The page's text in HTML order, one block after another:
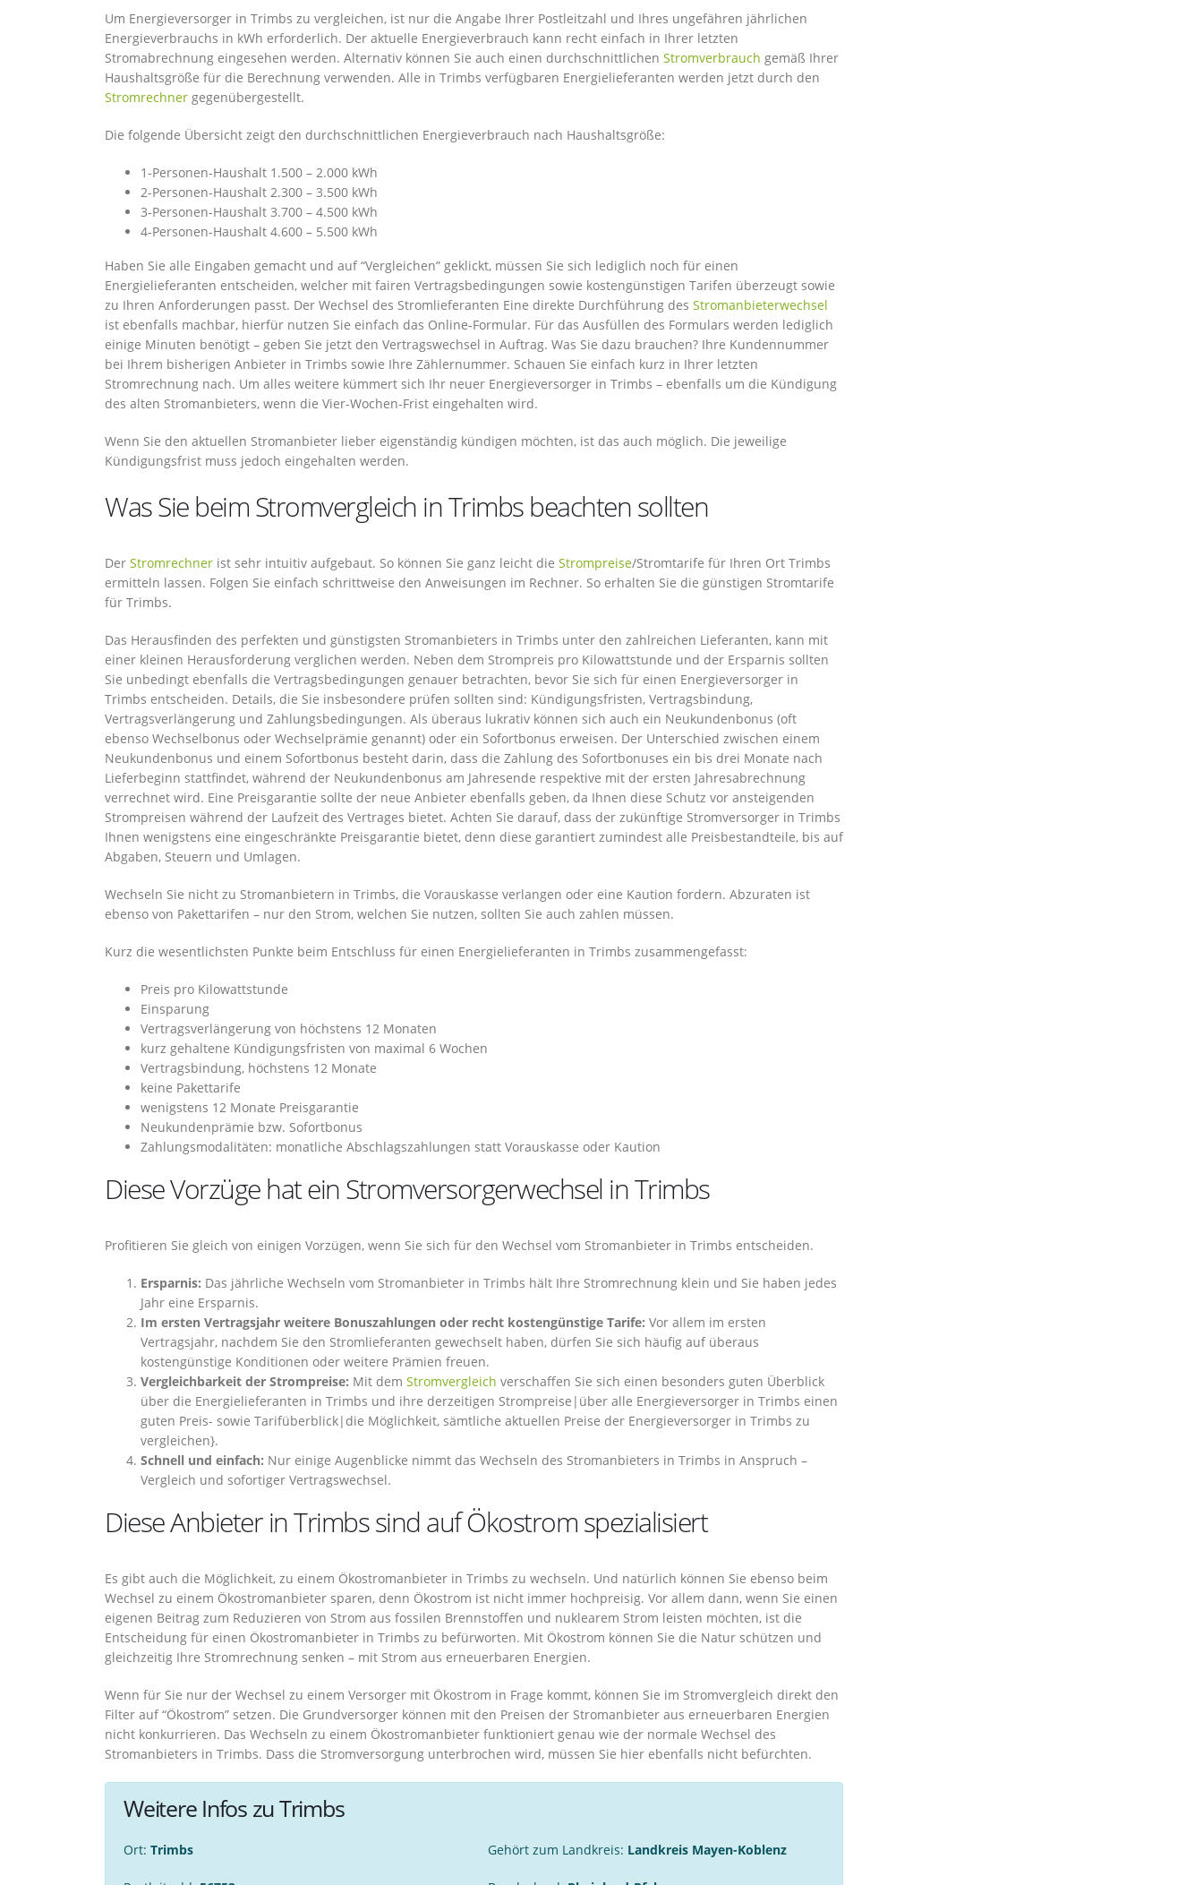
Um Energieversorger in Trimbs zu vergleichen, ist nur die Angabe Ihrer Postleitzahl und Ihres ungefähren jährlichen
Energieverbrauchs in kWh erforderlich. Der aktuelle Energieverbrauch kann recht einfach in Ihrer letzten
Stromabrechnung eingesehen werden. Alternativ können Sie auch einen durchschnittlichen Stromverbrauch gemäß Ihrer
Haushaltsgröße für die Berechnung verwenden. Alle in Trimbs verfügbaren Energielieferanten werden jetzt durch den
Stromrechner gegenübergestellt.
Die folgende Übersicht zeigt den durchschnittlichen Energieverbrauch nach Haushaltsgröße:
1-Personen-Haushalt 1.500 – 2.000 kWh
2-Personen-Haushalt 2.300 – 3.500 kWh
3-Personen-Haushalt 3.700 – 4.500 kWh
4-Personen-Haushalt 4.600 – 5.500 kWh
Haben Sie alle Eingaben gemacht und auf “Vergleichen” geklickt, müssen Sie sich lediglich noch für einen
Energielieferanten entscheiden, welcher mit fairen Vertragsbedingungen sowie kostengünstigen Tarifen überzeugt sowie
zu Ihren Anforderungen passt. Der Wechsel des Stromlieferanten Eine direkte Durchführung des Stromanbieterwechsel
ist ebenfalls machbar, hierfür nutzen Sie einfach das Online-Formular. Für das Ausfüllen des Formulars werden lediglich
einige Minuten benötigt – geben Sie jetzt den Vertragswechsel in Auftrag. Was Sie dazu brauchen? Ihre Kundennummer
bei Ihrem bisherigen Anbieter in Trimbs sowie Ihre Zählernummer. Schauen Sie einfach kurz in Ihrer letzten
Stromrechnung nach. Um alles weitere kümmert sich Ihr neuer Energieversorger in Trimbs – ebenfalls um die Kündigung
des alten Stromanbieters, wenn die Vier-Wochen-Frist eingehalten wird.
Wenn Sie den aktuellen Stromanbieter lieber eigenständig kündigen möchten, ist das auch möglich. Die jeweilige
Kündigungsfrist muss jedoch eingehalten werden.
Was Sie beim Stromvergleich in Trimbs beachten sollten
Der Stromrechner ist sehr intuitiv aufgebaut. So können Sie ganz leicht die Strompreise/Stromtarife für Ihren Ort Trimbs
ermitteln lassen. Folgen Sie einfach schrittweise den Anweisungen im Rechner. So erhalten Sie die günstigen Stromtarife
für Trimbs.
Das Herausfinden des perfekten und günstigsten Stromanbieters in Trimbs unter den zahlreichen Lieferanten, kann mit
einer kleinen Herausforderung verglichen werden. Neben dem Strompreis pro Kilowattstunde und der Ersparnis sollten
Sie unbedingt ebenfalls die Vertragsbedingungen genauer betrachten, bevor Sie sich für einen Energieversorger in
Trimbs entscheiden. Details, die Sie insbesondere prüfen sollten sind: Kündigungsfristen, Vertragsbindung,
Vertragsverlängerung und Zahlungsbedingungen. Als überaus lukrativ können sich auch ein Neukundenbonus (oft
ebenso Wechselbonus oder Wechselprämie genannt) oder ein Sofortbonus erweisen. Der Unterschied zwischen einem
Neukundenbonus und einem Sofortbonus besteht darin, dass die Zahlung des Sofortbonuses ein bis drei Monate nach
Lieferbeginn stattfindet, während der Neukundenbonus am Jahresende respektive mit der ersten Jahresabrechnung
verrechnet wird. Eine Preisgarantie sollte der neue Anbieter ebenfalls geben, da Ihnen diese Schutz vor ansteigenden
Strompreisen während der Laufzeit des Vertrages bietet. Achten Sie darauf, dass der zukünftige Stromversorger in Trimbs
Ihnen wenigstens eine eingeschränkte Preisgarantie bietet, denn diese garantiert zumindest alle Preisbestandteile, bis auf
Abgaben, Steuern und Umlagen.
Wechseln Sie nicht zu Stromanbietern in Trimbs, die Vorauskasse verlangen oder eine Kaution fordern. Abzuraten ist
ebenso von Pakettarifen – nur den Strom, welchen Sie nutzen, sollten Sie auch zahlen müssen.
Kurz die wesentlichsten Punkte beim Entschluss für einen Energielieferanten in Trimbs zusammengefasst:
Preis pro Kilowattstunde
Einsparung
Vertragsverlängerung von höchstens 12 Monaten
kurz gehaltene Kündigungsfristen von maximal 6 Wochen
Vertragsbindung, höchstens 12 Monate
keine Pakettarife
wenigstens 12 Monate Preisgarantie
Neukundenprämie bzw. Sofortbonus
Zahlungsmodalitäten: monatliche Abschlagszahlungen statt Vorauskasse oder Kaution
Diese Vorzüge hat ein Stromversorgerwechsel in Trimbs
Profitieren Sie gleich von einigen Vorzügen, wenn Sie sich für den Wechsel vom Stromanbieter in Trimbs entscheiden.
Ersparnis: Das jährliche Wechseln vom Stromanbieter in Trimbs hält Ihre Stromrechnung klein und Sie haben jedes
Jahr eine Ersparnis.
Im ersten Vertragsjahr weitere Bonuszahlungen oder recht kostengünstige Tarife: Vor allem im ersten
Vertragsjahr, nachdem Sie den Stromlieferanten gewechselt haben, dürfen Sie sich häufig auf überaus
kostengünstige Konditionen oder weitere Prämien freuen.
Vergleichbarkeit der Strompreise: Mit dem Stromvergleich verschaffen Sie sich einen besonders guten Überblick
über die Energielieferanten in Trimbs und ihre derzeitigen Strompreise|über alle Energieversorger in Trimbs einen
guten Preis- sowie Tarifüberblick|die Möglichkeit, sämtliche aktuellen Preise der Energieversorger in Trimbs zu
vergleichen}.
Schnell und einfach: Nur einige Augenblicke nimmt das Wechseln des Stromanbieters in Trimbs in Anspruch –
Vergleich und sofortiger Vertragswechsel.
Diese Anbieter in Trimbs sind auf Ökostrom spezialisiert
Es gibt auch die Möglichkeit, zu einem Ökostromanbieter in Trimbs zu wechseln. Und natürlich können Sie ebenso beim
Wechsel zu einem Ökostromanbieter sparen, denn Ökostrom ist nicht immer hochpreisig. Vor allem dann, wenn Sie einen
eigenen Beitrag zum Reduzieren von Strom aus fossilen Brennstoffen und nuklearem Strom leisten möchten, ist die
Entscheidung für einen Ökostromanbieter in Trimbs zu befürworten. Mit Ökostrom können Sie die Natur schützen und
gleichzeitig Ihre Stromrechnung senken – mit Strom aus erneuerbaren Energien.
Wenn für Sie nur der Wechsel zu einem Versorger mit Ökostrom in Frage kommt, können Sie im Stromvergleich direkt den
Filter auf “Ökostrom” setzen. Die Grundversorger können mit den Preisen der Stromanbieter aus erneuerbaren Energien
nicht konkurrieren. Das Wechseln zu einem Ökostromanbieter funktioniert genau wie der normale Wechsel des
Stromanbieters in Trimbs. Dass die Stromversorgung unterbrochen wird, müssen Sie hier ebenfalls nicht befürchten.
Weitere Infos zu Trimbs
Ort: Trimbs Gehört zum Landkreis: Landkreis Mayen-Koblenz